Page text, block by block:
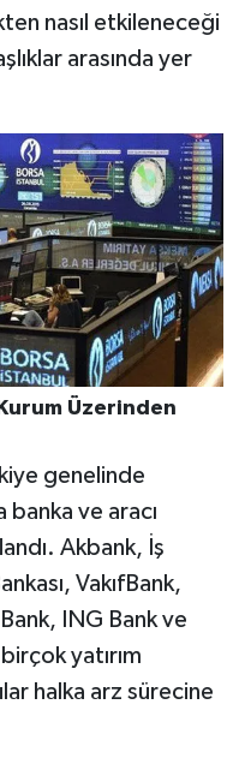
nasıl etkileneceği
arasında yer
Üzerinden
genelinde
ve aracı
Akbank, İş
VakıfBank,
ING Bank ve
yatırım
halka arz sürecine